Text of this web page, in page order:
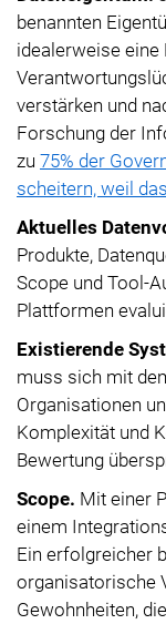
benannten
idealerweise eine
verstärken und
Forschung der
zu 75% der
scheitern, weil
Aktuelles
Produkte,
Scope und Tool-
Plattformen
Existierende
muss sich mit
Organisationen
Komplexität und
Bewertung
Scope. Mit einer
einem
Ein erfolgreicher
organisatorische
Gewohnheiten,